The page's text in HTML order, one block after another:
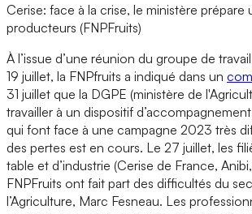
Cerise: face à la crise, le ministère prépare
producteurs (FNPFruits)
À l’issue d’une réunion du groupe de
19 juillet, la FNPfruits a indiqué dans un
31 juillet que la DGPE (ministère de
travailler à un dispositif
qui font face à une campagne 2023 très
des pertes est en cours. Le 27 juillet, les
table et d’industrie (Cerise de France,
FNPFruits ont fait part des difficultés du
l’Agriculture, Marc Fesneau. Les